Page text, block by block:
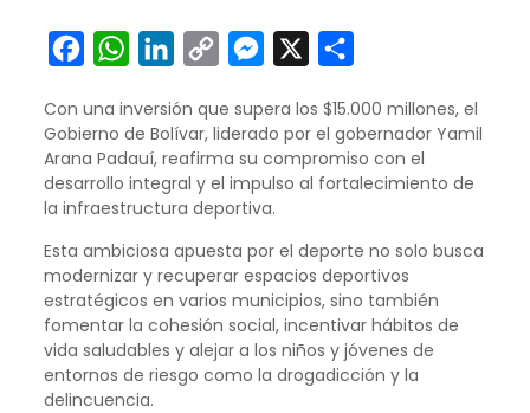
FacebookWhatsAppLinkedIn
Copy
Messenger
Con una inversión que supera los $15.000 millones, el
Gobierno de Bolívar, liderado por el gobernador Yamil
Arana Padauí, reafirma su compromiso con el
desarrollo integral y el impulso al fortalecimiento de
la infraestructura deportiva.
Esta ambiciosa apuesta por el deporte no solo busca
modernizar y recuperar espacios deportivos
estratégicos en varios municipios, sino también
fomentar la cohesión social, incentivar hábitos de
vida saludables y alejar a los niños y jóvenes de
entornos de riesgo como la drogadicción y la
delincuencia.